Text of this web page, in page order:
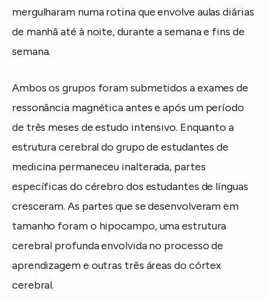
mergulharam numa rotina que envolve aulas diárias
de manhã até à noite, durante a semana e fins de
semana.
Ambos os grupos foram submetidos a exames de
ressonância magnética antes e após um período
de três meses de estudo intensivo. Enquanto a
estrutura cerebral do grupo de estudantes de
medicina permaneceu inalterada, partes
específicas do cérebro dos estudantes de línguas
cresceram. As partes que se desenvolveram em
tamanho foram o hipocampo, uma estrutura
cerebral profunda envolvida no processo de
aprendizagem e outras três áreas do córtex
cerebral.